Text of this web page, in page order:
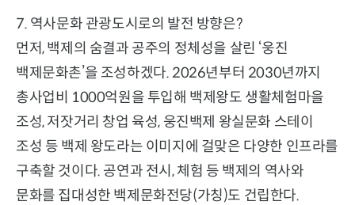
7. 역사문화 관광도시로의 발전 방향은?
먼저, 백제의 숨결과 공주의 정체성을 살린 ‘웅진
백제문화촌’을 조성하겠다. 2026년부터 2030년까지
총사업비 1000억원을 투입해 백제왕도 생활체험마을
조성, 저잣거리 창업 육성, 웅진백제 왕실문화 스테이
조성 등 백제 왕도라는 이미지에 걸맞은 다양한 인프라를
구축할 것이다. 공연과 전시, 체험 등 백제의 역사와
문화를 집대성한 백제문화전당(가칭)도 건립한다.